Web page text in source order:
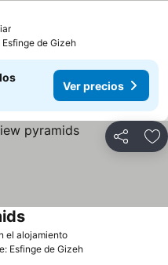
Ver precios
de Gizeh
Ver precios
Compartir
el alojamientoVer precios
Ver precios
Esfinge de Gizeh